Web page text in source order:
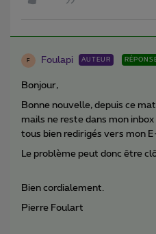
F Foulapi AUTEUR
Bonjour,
Bonne nouvelle, depuis ce
mails ne reste dans mon
tous bien redirigés vers mon
Le problème peut donc être
Bien cordialement.
Pierre Foulart